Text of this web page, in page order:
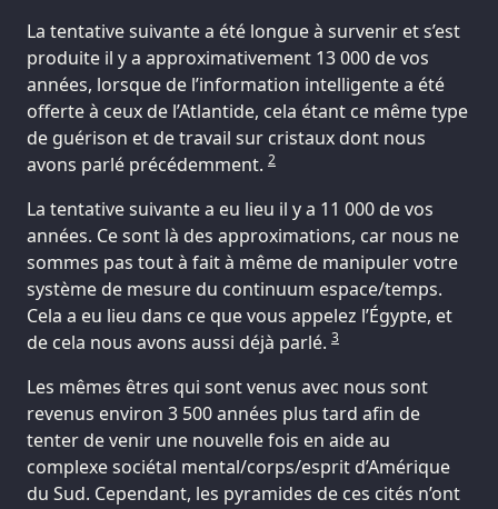
La tentative suivante a été longue à survenir et s’est
produite il y a approximativement 13 000 de vos
années, lorsque de l’information intelligente a été
offerte à ceux de l’Atlantide, cela étant ce même type
de guérison et de travail sur cristaux dont nous
avons parlé précédemment. 2
La tentative suivante a eu lieu il y a 11 000 de vos
années. Ce sont là des approximations, car nous ne
sommes pas tout à fait à même de manipuler votre
système de mesure du continuum espace/temps.
Cela a eu lieu dans ce que vous appelez l’Égypte, et
de cela nous avons aussi déjà parlé. 3
Les mêmes êtres qui sont venus avec nous sont
revenus environ 3 500 années plus tard afin de
tenter de venir une nouvelle fois en aide au
complexe sociétal mental/corps/esprit d’Amérique
du Sud. Cependant, les pyramides de ces cités n’ont